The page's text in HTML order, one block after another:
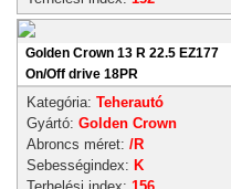
Golden Crown 13 R 22.5 EZ177
On/Off drive 18PR
Kategória: Teherautó
Gyártó: Golden Crown
Abroncs méret: /R
Sebességindex: K